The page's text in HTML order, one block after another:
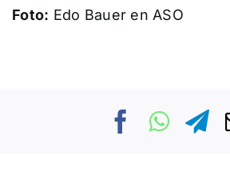
Foto: Edo Bauer en ASO